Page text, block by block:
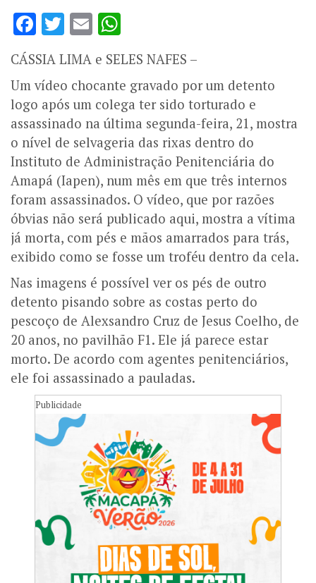
Facebook
Twitter
Email
CÁSSIA LIMA e SELES NAFES –
Um vídeo chocante gravado por um detento
logo após um colega ter sido torturado e
assassinado na última segunda-feira, 21, mostra
o nível de selvageria das rixas dentro do
Instituto de Administração Penitenciária do
Amapá (Iapen), num mês em que três internos
foram assassinados. O vídeo, que por razões
óbvias não será publicado aqui, mostra a vítima
já morta, com pés e mãos amarrados para trás,
exibido como se fosse um troféu dentro da cela.
Nas imagens é possível ver os pés de outro
detento pisando sobre as costas perto do
pescoço de Alexsandro Cruz de Jesus Coelho, de
20 anos, no pavilhão F1. Ele já parece estar
morto. De acordo com agentes penitenciários,
ele foi assassinado a pauladas.
Publicidade